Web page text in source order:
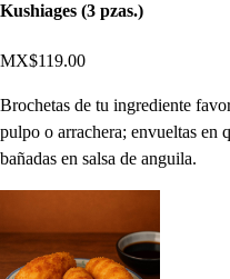
Kushiages (3 pzas.)
MX$119.00
Brochetas de tu ingrediente
pulpo o arrachera; envueltas en
bañadas en salsa de anguila.